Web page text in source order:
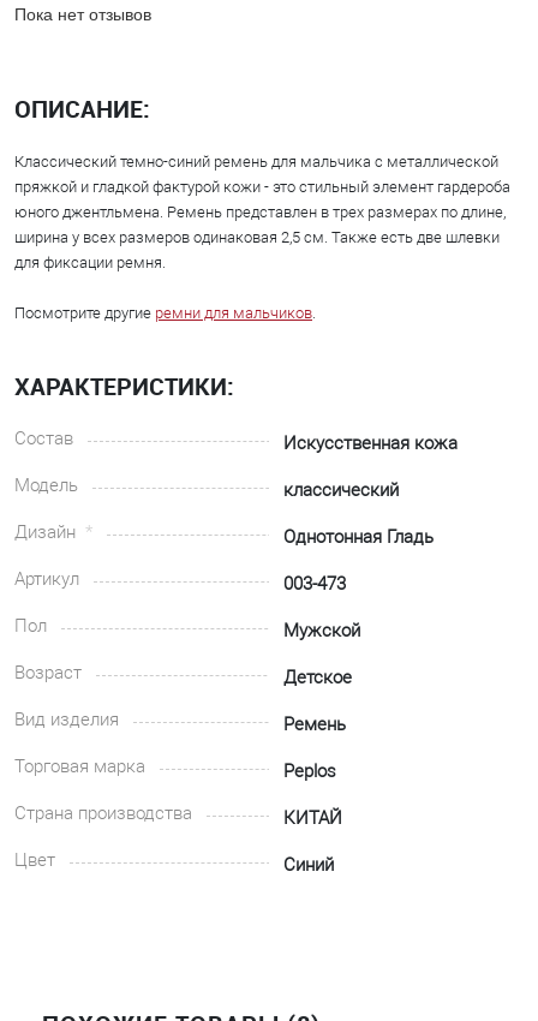
Пока нет отзывов
ОПИСАНИЕ:
Классический темно-синий ремень для мальчика с металлической
пряжкой и гладкой фактурой кожи - это стильный элемент гардероба
юного джентльмена. Ремень представлен в трех размерах по длине,
ширина у всех размеров одинаковая 2,5 см. Также есть две шлевки
для фиксации ремня.
Посмотрите другие ремни для мальчиков.
ХАРАКТЕРИСТИКИ:
Состав
Искусственная кожа
Модель
классический
Дизайн
Однотонная Гладь
Артикул
003-473
Пол
Мужской
Возраст
Детское
Вид изделия
Ремень
Торговая марка
Peplos
Страна производства
КИТАЙ
Цвет
Синий